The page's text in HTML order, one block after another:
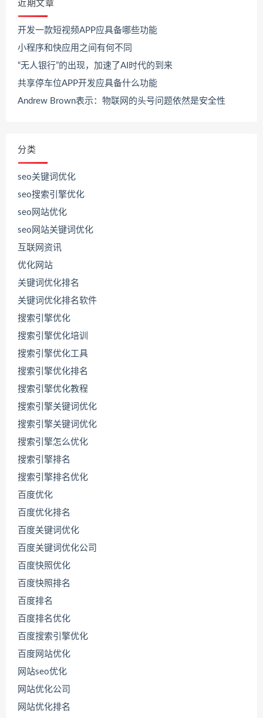
近期文章
开发一款短视频APP应具备哪些功能
小程序和快应用之间有何不同
“无人银行”的出现，加速了AI时代的到来
共享停车位APP开发应具备什么功能
Andrew Brown表示：物联网的头号问题依然是安全性
分类
seo关键词优化
seo搜索引擎优化
seo网站优化
seo网站关键词优化
互联网资讯
优化网站
关键词优化排名
关键词优化排名软件
搜索引擎优化
搜索引擎优化培训
搜索引擎优化工具
搜索引擎优化排名
搜索引擎优化教程
搜索引擎关键词优化
搜索引擎关键词优化
搜索引擎怎么优化
搜索引擎排名
搜索引擎排名优化
百度优化
百度优化排名
百度关键词优化
百度关键词优化公司
百度快照优化
百度快照排名
百度排名
百度排名优化
百度搜索引擎优化
百度网站优化
网站seo优化
网站优化公司
网站优化排名